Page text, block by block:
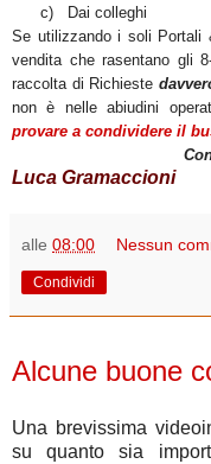
c)
Dai colleghi
Se utilizzando i soli Portali
vendita che rasentano gli
raccolta di Richieste
non è nelle abiudini
provare a condividere il
Luca Gramaccioni
alle 08:00 Nessun
Condividi
Alcune buone
Una brevissima
su quanto sia